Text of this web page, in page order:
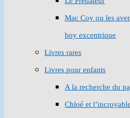
Mac Coy ou les
boy excentrique
Livres rares
Livres pour enfants
A la recherche du
Chloé et